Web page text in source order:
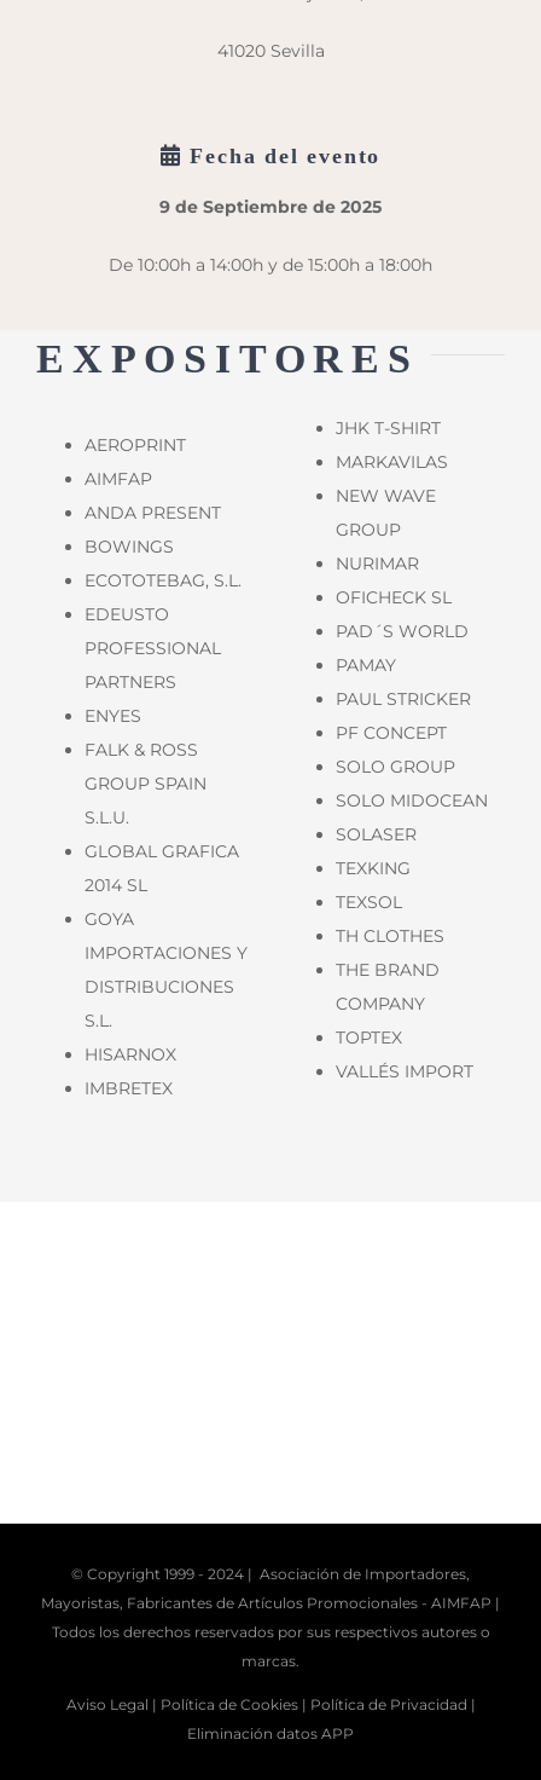
41020 Sevilla
Fecha del evento
9 de Septiembre de 2025
De 10:00h a 14:00h y de 15:00h a 18:00h
EXPOSITORES
AEROPRINT
AIMFAP
ANDA PRESENT
BOWINGS
ECOTOTEBAG, S.L.
EDEUSTO
PROFESSIONAL
PARTNERS
ENYES
FALK & ROSS
GROUP SPAIN
S.L.U.
GLOBAL GRAFICA
2014 SL
GOYA
IMPORTACIONES Y
DISTRIBUCIONES
S.L.
HISARNOX
IMBRETEX
JHK T-SHIRT
MARKAVILAS
NEW WAVE
GROUP
NURIMAR
OFICHECK SL
PAD´S WORLD
PAMAY
PAUL STRICKER
PF CONCEPT
SOLO GROUP
SOLO MIDOCEAN
SOLASER
TEXKING
TEXSOL
TH CLOTHES
THE BRAND
COMPANY
TOPTEX
VALLÉS IMPORT
© Copyright 1999 - 2024 | Asociación de Importadores,
Mayoristas, Fabricantes de Artículos Promocionales - AIMFAP |
Todos los derechos reservados por sus respectivos autores o
marcas.
Aviso Legal | Política de Cookies | Política de Privacidad |
Eliminación datos APP